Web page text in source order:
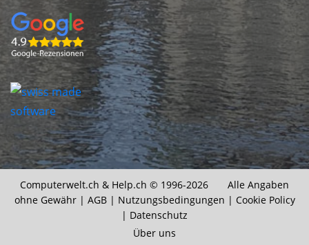
Computerwelt.ch & Help.ch © 1996-2026 Alle Angaben
ohne Gewähr | AGB| Nutzungsbedingungen | Cookie Policy
| Datenschutz
Über uns